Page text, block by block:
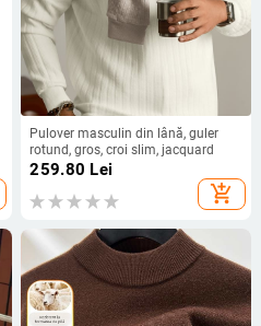
Pulover masculin din lână, guler
rotund, gros, croi slim, jacquard
259.80 Lei
add_shopping_cart